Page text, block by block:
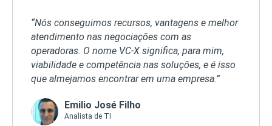
“Nós conseguimos recursos, vantagens e melhor
atendimento nas negociações com as
operadoras. O nome VC-X significa, para mim,
viabilidade e competência nas soluções, e é isso
que almejamos encontrar em uma empresa.”
Emilio José Filho
Analista de TI